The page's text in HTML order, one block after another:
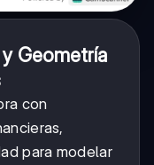
Geometría
con
para modelar